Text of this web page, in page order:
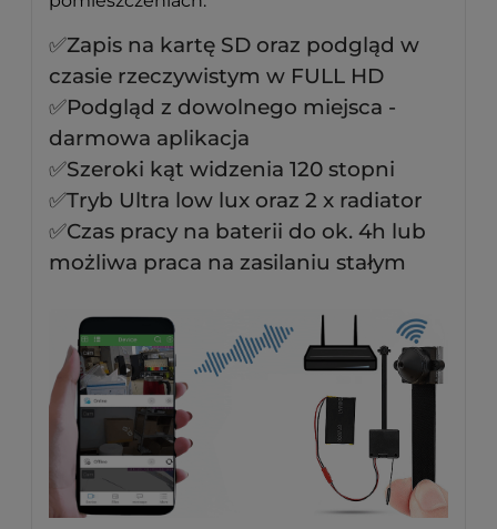
✅Zapis na kartę SD oraz podgląd w
czasie rzeczywistym w FULL HD
✅Podgląd z dowolnego miejsca -
darmowa aplikacja
✅Szeroki kąt widzenia 120 stopni
✅Tryb Ultra low lux oraz 2 x radiator
✅Czas pracy na baterii do ok. 4h lub
możliwa praca na zasilaniu stałym